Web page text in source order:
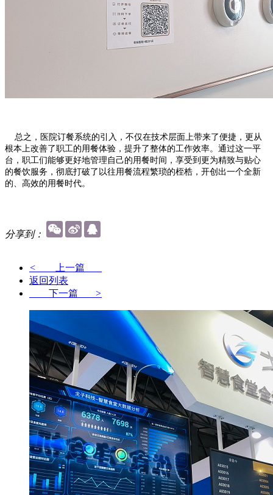
总之，医院订餐系统的引入，不仅在技术层面上带来了便捷，更从
根本上改善了职工的用餐体验，提升了整体的工作效率。通过这一平
台，职工们能够更好地管理自己的用餐时间，享受到更为精致与贴心
的餐饮服务，彻底打破了以往用餐流程繁琐的桎梏，开创出一个全新
的、高效的用餐时代。
分享到：
< 上一篇
返回列表
下一篇 >